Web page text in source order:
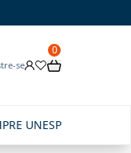
se
0
UNESP